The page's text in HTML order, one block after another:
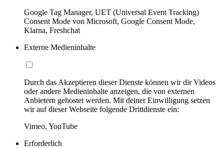
Google Tag Manager, UET (Universal Event Tracking)
Consent Mode von Microsoft, Google Consent Mode,
Klarna, Freshchat
Externe Medieninhalte
Durch das Akzeptieren dieser Dienste können wir dir Videos
oder andere Medieninhalte anzeigen, die von externen
Anbietern gehostet werden. Mit deiner Einwilligung setzen
wir auf dieser Webseite folgende Drittdienste ein:
Vimeo, YouTube
Erforderlich